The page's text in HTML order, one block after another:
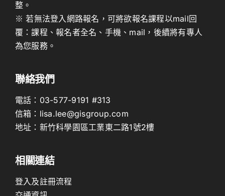
整。
※ 若無法登入網路報名，可將欲報名課程以mail回
覆：課程、報名者全名、手機、mail，後續將有專人
為您服務。
聯絡我們
電話： 03-577-9191 #313
信箱： lisa.lee@gisgroup.com
地址： 新竹科學園區工業東二路1號2樓
相關連結
登入及註冊流程